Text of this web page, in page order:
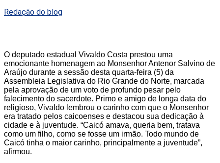
Redação do blog
O deputado estadual Vivaldo Costa prestou uma
emocionante homenagem ao Monsenhor Antenor Salvino de
Araújo durante a sessão desta quarta-feira (5) da
Assembleia Legislativa do Rio Grande do Norte, marcada
pela aprovação de um voto de profundo pesar pelo
falecimento do sacerdote. Primo e amigo de longa data do
religioso, Vivaldo lembrou o carinho com que o Monsenhor
era tratado pelos caicoenses e destacou sua dedicação à
cidade e à juventude. “Caicó amava, queria bem, tratava
como um filho, como se fosse um irmão. Todo mundo de
Caicó tinha o maior carinho, principalmente a juventude”,
afirmou.